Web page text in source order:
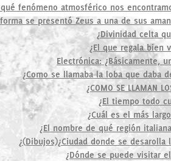
qué fenómeno atmosférico nos
se presentó Zeus a una de sus
¿Divinidad celta
¿El que regala bien
Electrónica: ¿Básicamente,
¿Como se llamaba la loba que daba
¿COMO SE LLAMAN
¿El tiempo todo
¿Cuál es el más
¿El nombre de qué región
¿(Dibujos)¿Ciudad donde se
¿Dónde se puede visitar